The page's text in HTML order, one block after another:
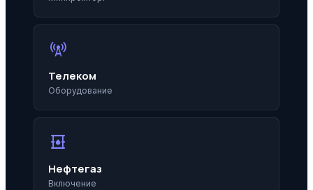
cell_tower
Телеком
Оборудование
oil_barrel
Нефтегаз
Включение